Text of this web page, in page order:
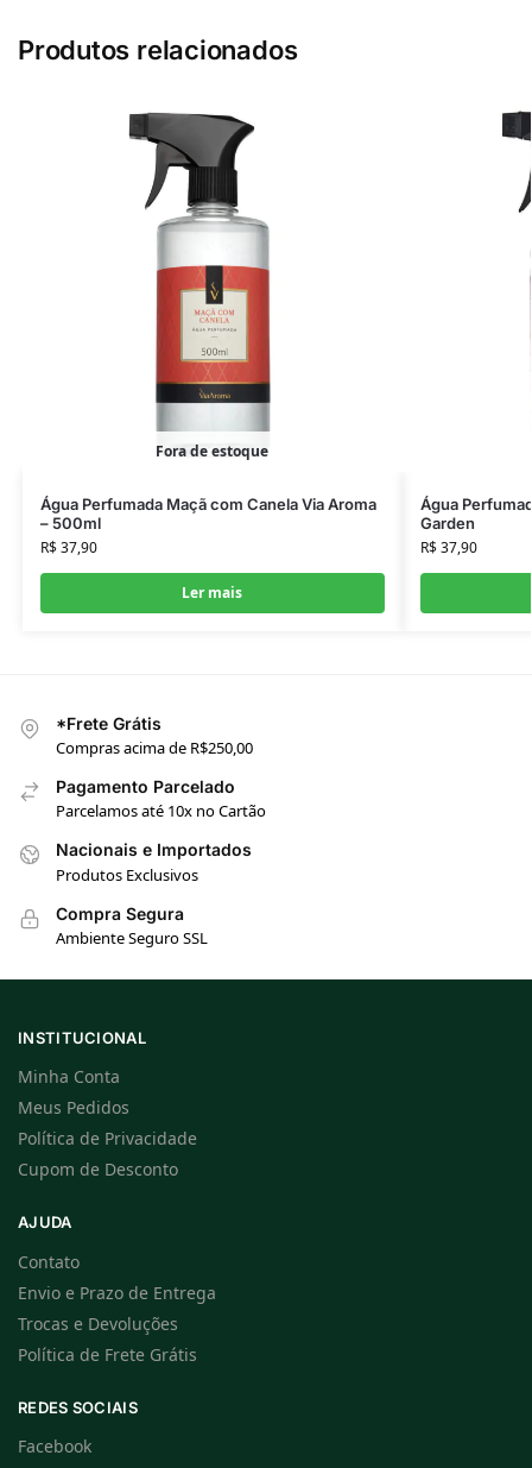
Produtos relacionados
Fora de estoque
Água Perfumada Maçã com Canela Via Aroma
– 500ml
R$37,90
Ler mais
Água
Garden
R$37,90
*Frete Grátis
Compras acima de R$250,00
Pagamento Parcelado
Parcelamos até 10x no Cartão
Nacionais e Importados
Produtos Exclusivos
Compra Segura
Ambiente Seguro SSL
INSTITUCIONAL
Minha Conta
Meus Pedidos
Política de Privacidade
Cupom de Desconto
AJUDA
Contato
Envio e Prazo de Entrega
Trocas e Devoluções
Política de Frete Grátis
REDES SOCIAIS
Facebook